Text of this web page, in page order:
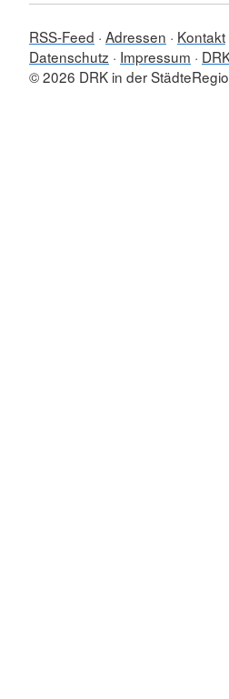
RSS-Feed Adressen Kontakt
Datenschutz
Impressum
© 2026 DRK in der